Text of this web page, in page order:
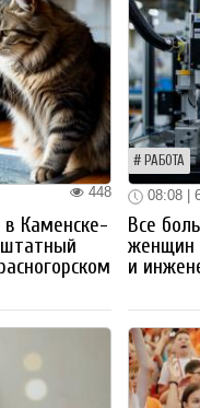
448
Каменске-
РАБОТА
08:08 |
Все
женщин
и